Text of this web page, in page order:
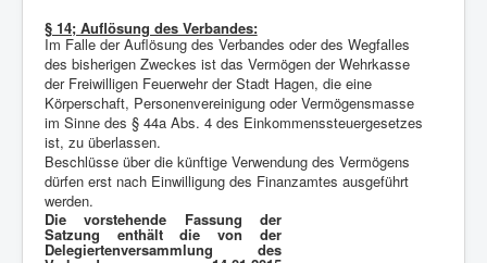
§ 14; Auflösung des Verbandes:
Im Falle der Auflösung des Verbandes oder des Wegfalles
des bisherigen Zweckes ist das Vermögen der Wehrkasse
der Freiwilligen Feuerwehr der Stadt Hagen, die eine
Körperschaft, Personenvereinigung oder Vermögensmasse
im Sinne des § 44a Abs. 4 des Einkommenssteuergesetzes
ist, zu überlassen.
Beschlüsse über die künftige Verwendung des Vermögens
dürfen erst nach Einwilligung des Finanzamtes ausgeführt
werden.
Die vorstehende Fassung der
Satzung enthält die von der
Delegiertenversammlung des